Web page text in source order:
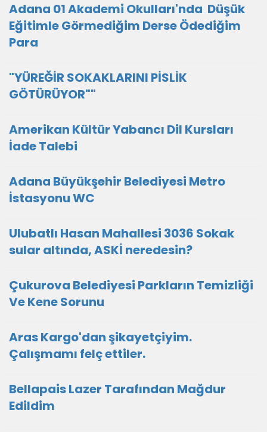
Adana 01 Akademi Okulları'nda Düşük
Eğitimle Görmediğim Derse Ödediğim
Para
"YÜREĞİR SOKAKLARINI PİSLİK
GÖTÜRÜYOR""
Amerikan Kültür Yabancı Dil Kursları
İade Talebi
Adana Büyükşehir Belediyesi Metro
İstasyonu WC
Ulubatlı Hasan Mahallesi 3036 Sokak
sular altında, ASKİ neredesin?
Çukurova Belediyesi Parkların Temizliği
Ve Kene Sorunu
Aras Kargo'dan şikayetçiyim.
Çalışmamı felç ettiler.
Bellapais Lazer Tarafından Mağdur
Edildim